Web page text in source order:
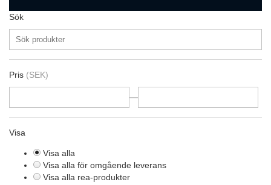
Sök
Pris (SEK)
—
Visa
Visa alla
Visa alla för omgående leverans
Visa alla rea-produkter